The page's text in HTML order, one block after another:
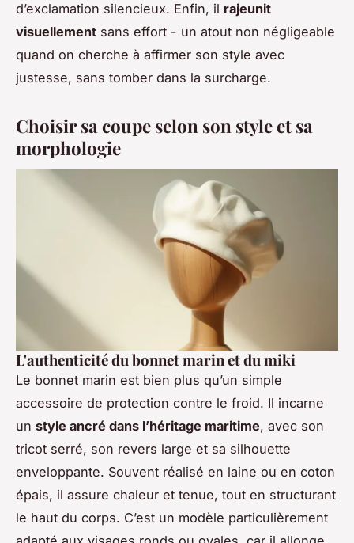
d’exclamation silencieux. Enfin, il rajeunit
visuellement sans effort - un atout non négligeable
quand on cherche à affirmer son style avec
justesse, sans tomber dans la surcharge.
Choisir sa coupe selon son style et sa
morphologie
L'authenticité du bonnet marin et du miki
Le bonnet marin est bien plus qu’un simple
accessoire de protection contre le froid. Il incarne
un style ancré dans l’héritage maritime, avec son
tricot serré, son revers large et sa silhouette
enveloppante. Souvent réalisé en laine ou en coton
épais, il assure chaleur et tenue, tout en structurant
le haut du corps. C’est un modèle particulièrement